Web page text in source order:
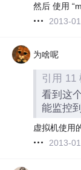
然后 使用
2013-
为啥呢
引用 11
看到这
能监控
虚拟机使用
2013-